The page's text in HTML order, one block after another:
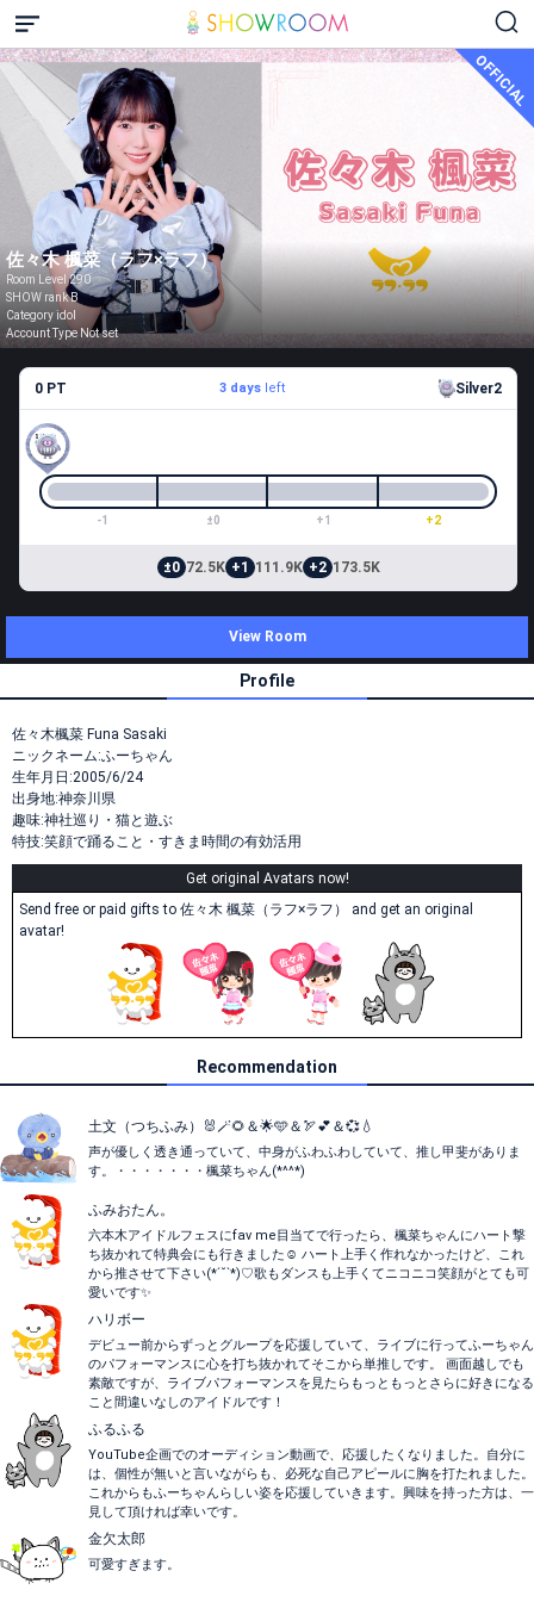
OFFICIAL
佐々木 楓菜（ラフ×ラフ）
Room Level 290
SHOW rank B
Category idol
Account Type Not set
0 PT 3 days left Silver2
-1 ±0 +1 +2
±0 72.5K +1 111.9K +2 173.5K
View Room
Profile
佐々木楓菜 Funa Sasaki
ニックネーム:ふーちゃん
生年月日:2005/6/24
出身地:神奈川県
趣味:神社巡り・猫と遊ぶ
特技:笑顔で踊ること・すきま時間の有効活用
Get original Avatars now!
Send free or paid gifts to 佐々木 楓菜（ラフ×ラフ） and get an original
avatar!
Recommendation
土文（つちふみ）🐰🪄🌻＆🌟🩵＆🏹💕＆💞💧
声が優しく透き通っていて、中身がふわふわしていて、推し甲斐がありま
す。・・・・・・・楓菜ちゃん(*^^*)
ふみおたん。
六本木アイドルフェスにfav me目当てで行ったら、楓菜ちゃんにハート撃
ち抜かれて特典会にも行きました☺️ ハート上手く作れなかったけど、これ
から推させて下さい(*ˊ˘ˋ*)♡歌もダンスも上手くてニコニコ笑顔がとても可
愛いです✨
ハリボー
デビュー前からずっとグループを応援していて、ライブに行ってふーちゃん
のパフォーマンスに心を打ち抜かれてそこから単推しです。 画面越しでも
素敵ですが、ライブパフォーマンスを見たらもっともっとさらに好きになる
こと間違いなしのアイドルです！
ふるふる
YouTube企画でのオーディション動画で、応援したくなりました。自分に
は、個性が無いと言いながらも、必死な自己アピールに胸を打たれました。
これからもふーちゃんらしい姿を応援していきます。興味を持った方は、一
見して頂ければ幸いです。
金欠太郎
可愛すぎます。